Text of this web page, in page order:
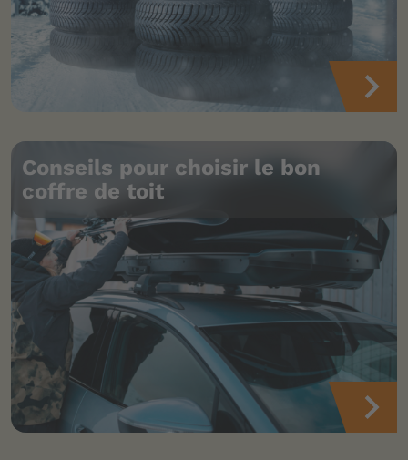
Conseils pour choisir le bon
coffre de toit